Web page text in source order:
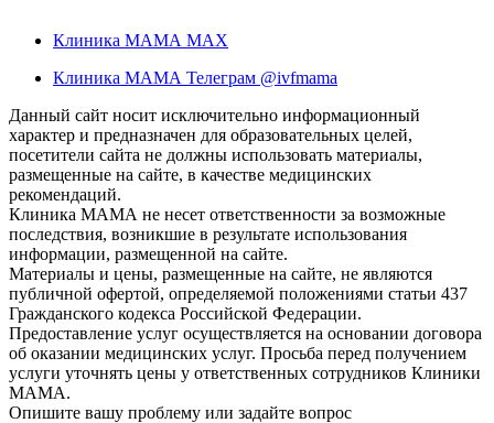
Клиника МАМА MAX
Клиника МАМА Телеграм @ivfmama
Данный сайт носит исключительно информационный
характер и предназначен для образовательных целей,
посетители сайта не должны использовать материалы,
размещенные на сайте, в качестве медицинских
рекомендаций.
Клиника МАМА не несет ответственности за возможные
последствия, возникшие в результате использования
информации, размещенной на сайте.
Материалы и цены, размещенные на сайте, не являются
публичной офертой, определяемой положениями статьи 437
Гражданского кодекса Российской Федерации.
Предоставление услуг осуществляется на основании договора
об оказании медицинских услуг. Просьба перед получением
услуги уточнять цены у ответственных сотрудников Клиники
МАМА.
Опишите вашу проблему или задайте вопрос